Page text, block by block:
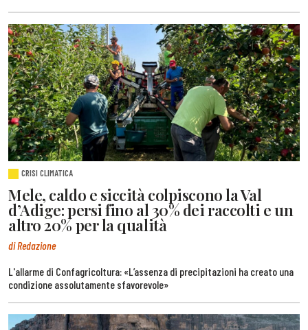
CRISI CLIMATICA
Mele, caldo e siccità colpiscono la Val
d’Adige: persi fino al 30% dei raccolti e un
altro 20% per la qualità
di Redazione
L'allarme di Confagricoltura: «L’assenza di precipitazioni ha creato una
condizione assolutamente sfavorevole»